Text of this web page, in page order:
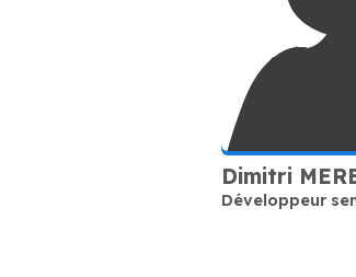
Dimitri
Développeur